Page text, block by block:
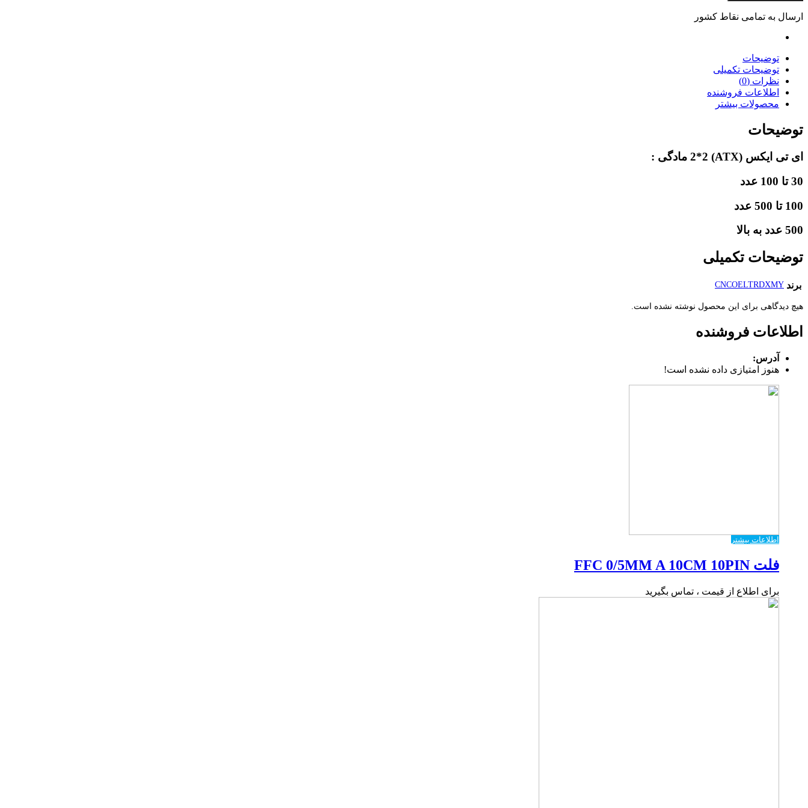
ارسال به تمامی نقاط کشور
توضیحات
توضیحات تکمیلی
نظرات (0)
اطلاعات فروشنده
محصولات بیشتر
توضیحات
ای تی ایکس (ATX) 2*2 مادگی :
30 تا 100 عدد
100 تا 500 عدد
500 عدد به بالا
توضیحات تکمیلی
برند CNCOELTRDXMY
هیچ دیدگاهی برای این محصول نوشته نشده است.
اطلاعات فروشنده
آدرس:
هنوز امتیازی داده نشده است!
اطلاعات بیشتر
فلت FFC 0/5MM A 10CM 10PIN
برای اطلاع از قیمت ، تماس بگیرید